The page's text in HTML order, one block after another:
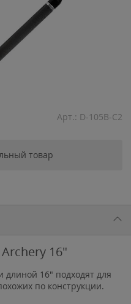
Арт.: D-105B-C2
товар
16"
16" подходят для
по конструкции.